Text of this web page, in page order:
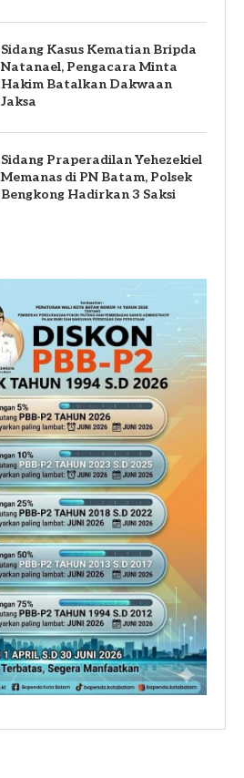
Sidang Kasus Kematian Bripda
Natanael, Pengacara Minta
Hakim Batalkan Dakwaan
Jaksa
Sidang Praperadilan Yehezekiel
Memanas di PN Batam, Polsek
Bengkong Hadirkan 3 Saksi